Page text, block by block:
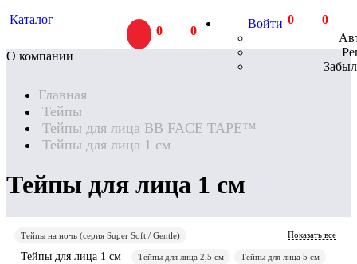
Войти 0 0
Каталог
0
0 Р
Главная
Тейпы
Тейпы для лица BB FACE TAPE™
Тейпы для лица 1 см
Тейпы для лица 1 см
Показать все
Тейпы на ночь (серия Super Soft / Gentle)
Тейпы для лица 1 см Тейпы для лица 2,5 см Тейпы для лица 5 см
О компании